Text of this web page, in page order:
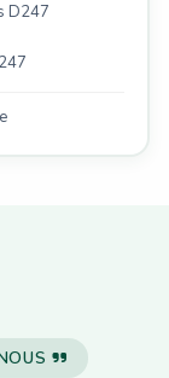
D247